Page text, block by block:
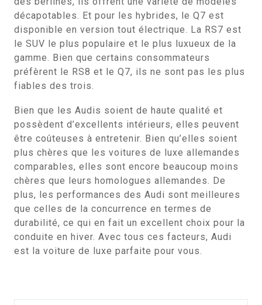
décapotables. Et pour les hybrides, le Q7 est
disponible en version tout électrique. La RS7 est
le SUV le plus populaire et le plus luxueux de la
gamme. Bien que certains consommateurs
préfèrent le RS8 et le Q7, ils ne sont pas les plus
fiables des trois.
Bien que les Audis soient de haute qualité et
possèdent d’excellents intérieurs, elles peuvent
être coûteuses à entretenir. Bien qu’elles soient
plus chères que les voitures de luxe allemandes
comparables, elles sont encore beaucoup moins
chères que leurs homologues allemandes. De
plus, les performances des Audi sont meilleures
que celles de la concurrence en termes de
durabilité, ce qui en fait un excellent choix pour la
conduite en hiver. Avec tous ces facteurs, Audi
est la voiture de luxe parfaite pour vous.